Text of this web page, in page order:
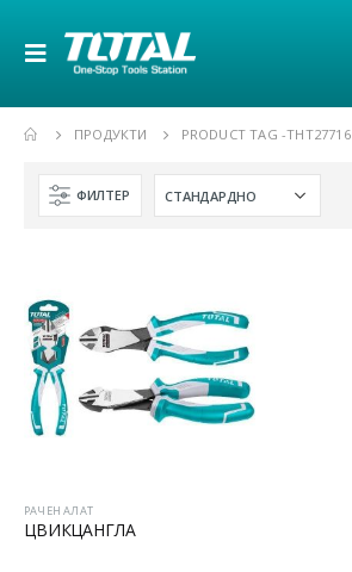
ПРОДУКТИ PRODUCT TAG -THT27716
ФИЛТЕР
РАЧЕН АЛАТ
ЦВИКЦАНГЛА